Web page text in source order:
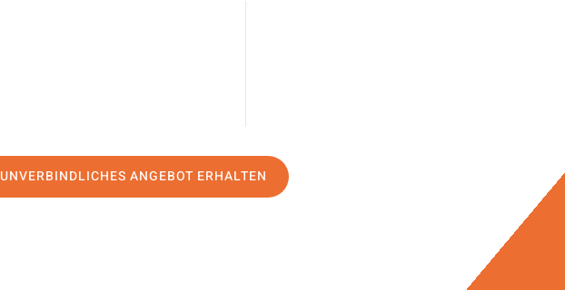
UNVERBINDLICHES ANGEBOT ERHALTEN